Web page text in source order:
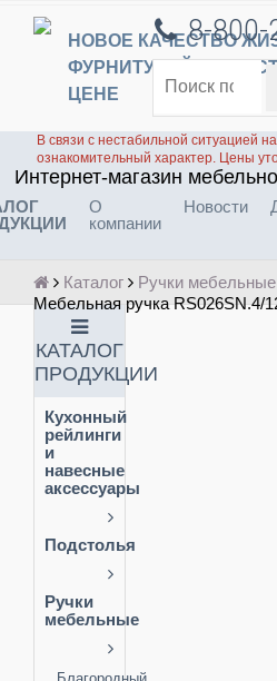
НОВОЕ КАЧЕСТВО
ФУРНИТУРОЙ ПО
ЦЕНЕ
8-
В связи с нестабильной ситуацией
ознакомительный характер. Цены
Интернет-магазин
О
компании
Новости
Каталог Ручки мебельные
Мебельная ручка RS026SN.4/
КАТАЛОГ
ПРОДУКЦИИ
Кухонный
рейлинги
и
навесные
аксессуары
Подстолья
Ручки
мебельные